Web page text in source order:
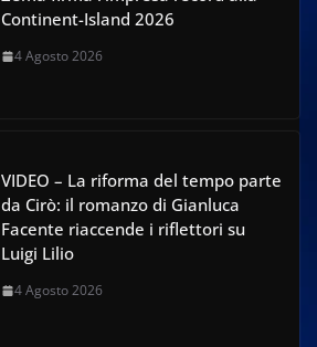
Continent-Island 2026
4 Agosto 2026
VIDEO – La riforma del tempo parte
da Cirò: il romanzo di Gianluca
Facente riaccende i riflettori su
Luigi Lilio
4 Agosto 2026